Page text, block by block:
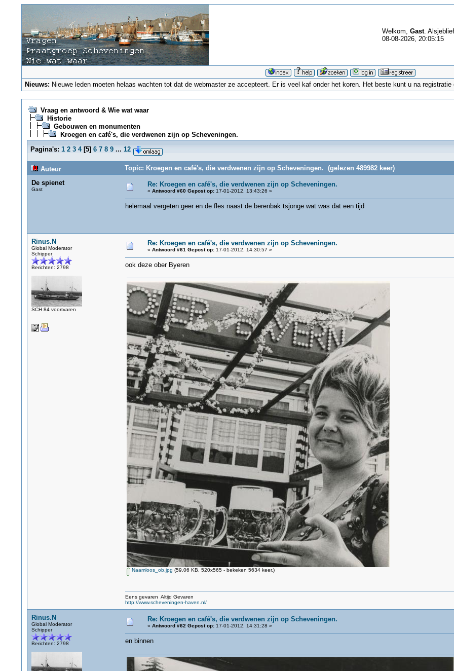
Welkom, Gast.
08-08-2026, 20:05:15
Nieuws: Nieuwe leden moeten helaas wachten tot dat de webmaster ze accepteert. Er is veel kaf onder het koren. Het beste kunt u na
Vraag en antwoord & Wie wat waar
Historie
Gebouwen en monumenten
Kroegen en café's, die verdwenen zijn op Scheveningen.
Pagina's: 1 2 3 4[5] 6 7 8 9 ... 12
Auteur
Topic: Kroegen en café's, die verdwenen zijn op Scheveningen. (gelezen 489982 keer)
De spienet
Gast
Re: Kroegen en café's, die verdwenen zijn op Scheveningen.
« Antwoord #60 Gepost op:17-01-2012, 13:43:26 »
helemaal vergeten geer en de fles naast de berenbak tsjonge wat was dat een tijd
Rinus.N
Global Moderator
Schipper
Berichten: 2798
SCH 84 voortvaren
Re: Kroegen en café's, die verdwenen zijn op Scheveningen.
« Antwoord #61 Gepost op:17-01-2012, 14:30:57 »
ook deze ober Byeren
Naamloos_ob.jpg (59.06 KB, 520x565 - bekeken 5634 keer.)
Eens gevaren Altijd Gevaren
http://www.scheveningen-haven.nl/
Rinus.N
Global Moderator
Schipper
Berichten: 2798
Re: Kroegen en café's, die verdwenen zijn op Scheveningen.
« Antwoord #62 Gepost op:17-01-2012, 14:31:28 »
en binnen